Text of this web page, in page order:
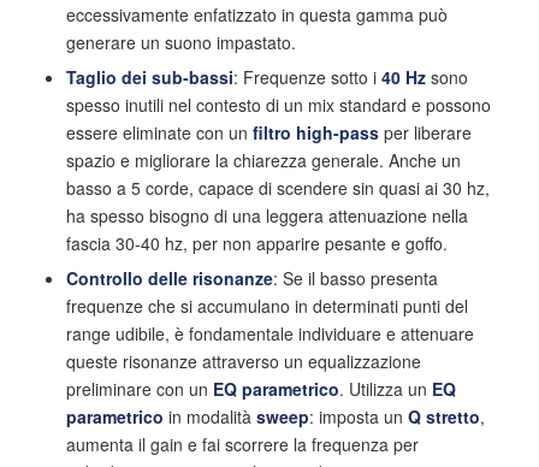
eccessivamente enfatizzato in questa gamma può
generare un suono impastato.
Taglio dei sub-bassi: Frequenze sotto i 40 Hzsono
spesso inutili nel contesto di un mix standard e possono
essere eliminate con un filtro high-passper liberare
spazio e migliorare la chiarezza generale. Anche un
basso a 5 corde, capace di scendere sin quasi ai 30 hz,
ha spesso bisogno di una leggera attenuazione nella
fascia 30-40 hz, per non apparire pesante e goffo.
Controllo delle risonanze: Se il basso presenta
frequenze che si accumulano in determinati punti del
range udibile, è fondamentale individuare e attenuare
queste risonanze attraverso un equalizzazione
preliminare con un EQ parametrico. Utilizza un EQ
parametrico in modalità sweep: imposta un Q stretto,
aumenta il gain e fai scorrere la frequenza per